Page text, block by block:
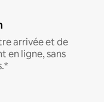
arrivée et de
en ligne, sans